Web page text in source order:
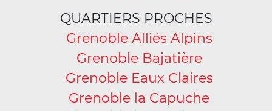
QUARTIERS PROCHES
Grenoble Alliés Alpins
Grenoble Bajatière
Grenoble Eaux Claires
Grenoble la Capuche